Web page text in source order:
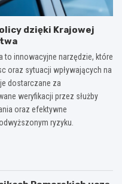
dzięki Krajowej
to innowacyjne narzędzie, które
oraz sytuacji wpływających na
dostarczane za
weryfikacji przez służby
oraz efektywne
ryzyku.